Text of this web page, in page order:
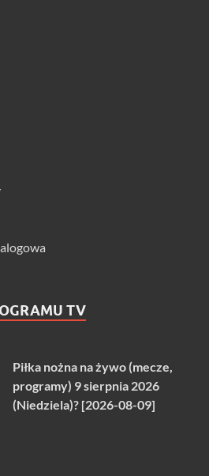
TV
Piłka nożna na żywo (mecze,
programy) 9 sierpnia 2026
(Niedziela)? [2026-08-09]